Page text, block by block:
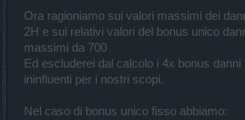
Ora ragioniamo sui valori massimi dei
2H e sui relativi valori del bonus unico
massimi da 700
Ed escluderei dal calcolo i 4x bonus
ininfluenti per i nostri scopi.
Nel caso di bonus unico fisso abbiamo: